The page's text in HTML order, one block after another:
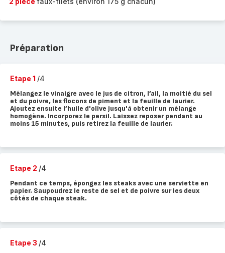
Préparation
Etape 1 /4
Mélangez le vinaigre avec le jus de citron, l’ail, la moitié du sel
et du poivre, les flocons de piment et la feuille de laurier.
Ajoutez ensuite l’huile d'olive jusqu'à obtenir un mélange
homogène. Incorporez le persil. Laissez reposer pendant au
moins 15 minutes, puis retirez la feuille de laurier.
Etape 2 /4
Pendant ce temps, épongez les steaks avec une serviette en
papier. Saupoudrez le reste de sel et de poivre sur les deux
côtés de chaque steak.
Etape 3 /4